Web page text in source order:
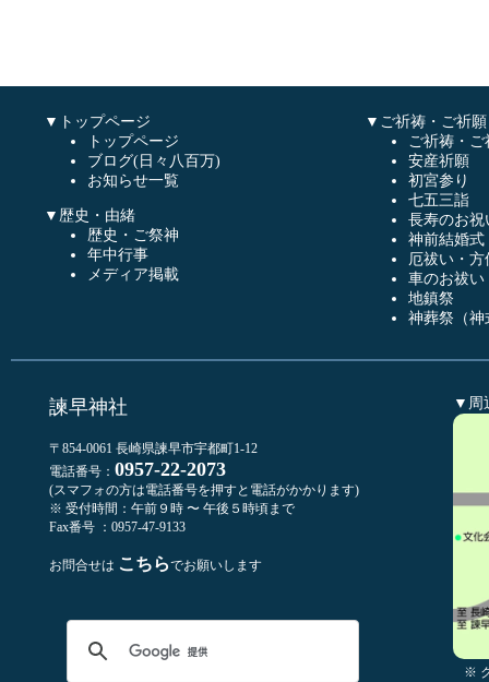
▼トップページ
トップページ
ブログ(日々八百万)
お知らせ一覧
▼歴史・由緒
歴史・ご祭神
年中行事
メディア掲載
▼ご祈祷・ご祈願
ご祈祷・ご
安産祈願
初宮参り
七五三詣
長寿のお祝
神前結婚式
厄祓い・方
車のお祓い
地鎮祭
神葬祭（神
諫早神社
〒854-0061 長崎県諫早市宇都町1-12
電話番号： 0957-22-2073
(スマフォの方は電話番号を押すと電話がかかります)
※ 受付時間：午前９時 〜 午後５時頃まで
Fax番号 ：0957-47-9133
お問合せは こちらでお願いします
▼周
※